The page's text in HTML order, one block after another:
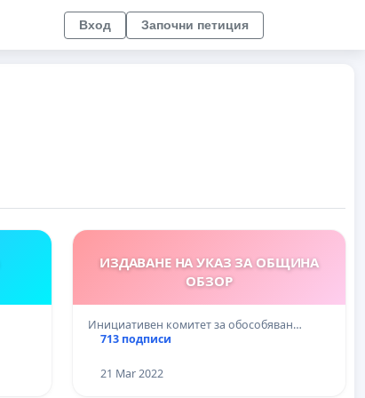
Вход Започни петиция
ИЗДАВАНЕ НА УКАЗ ЗА ОБЩИНА
ОБЗОР
Инициативен комитет за обособяван…
713 подписи
21 Mar 2022